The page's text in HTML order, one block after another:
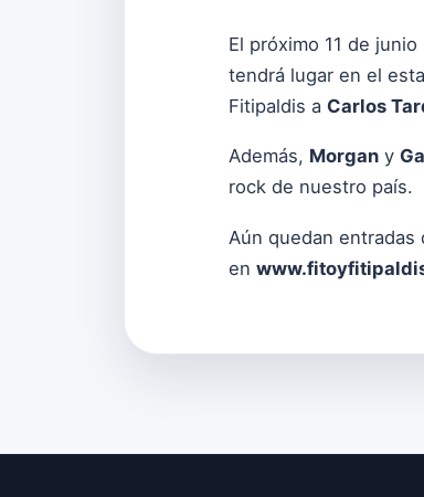
El próximo 11 de
tendrá lugar en el
Fitipaldis a Carlos
Además, Morgan y
rock de nuestro país.
Aún quedan
en